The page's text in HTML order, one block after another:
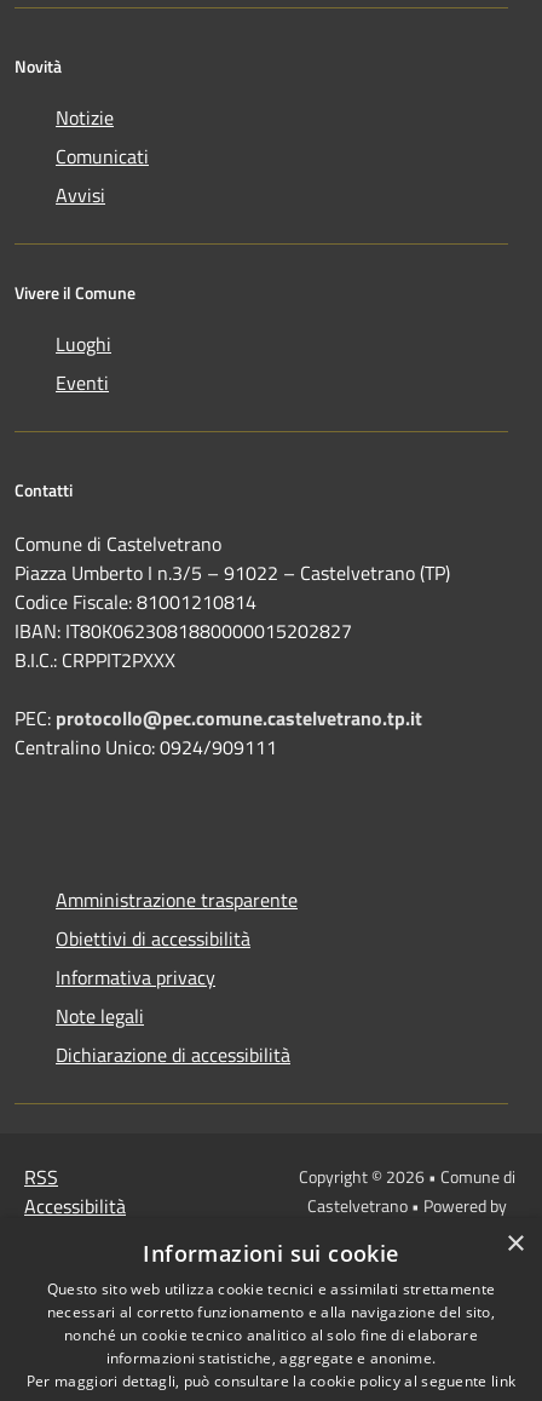
Novità
Notizie
Comunicati
Avvisi
Vivere il Comune
Luoghi
Eventi
Contatti
Comune di Castelvetrano
Piazza Umberto I n.3/5 – 91022 – Castelvetrano (TP)
Codice Fiscale: 81001210814
IBAN: IT80K0623081880000015202827
B.I.C.: CRPPIT2PXXX
PEC: protocollo@pec.comune.castelvetrano.tp.it
Centralino Unico: 0924/909111
Amministrazione trasparente
Obiettivi di accessibilità
Informativa privacy
Note legali
Dichiarazione di accessibilità
RSS
Accessibilità
Mappa del sito
Link
Protocollo Urbi Smart
Cedolino Online
Copyright © 2026 • Comune di
Castelvetrano • Powered by
redazione
×
Informazioni sui cookie
Questo sito web utilizza cookie tecnici e assimilati strettamente
necessari al corretto funzionamento e alla navigazione del sito,
nonché un cookie tecnico analitico al solo fine di elaborare
informazioni statistiche, aggregate e anonime.
Per maggiori dettagli, può consultare la cookie policy al seguente link